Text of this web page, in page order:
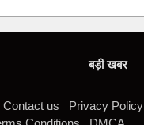
बड़ी खबर
Contact us Privacy Policy